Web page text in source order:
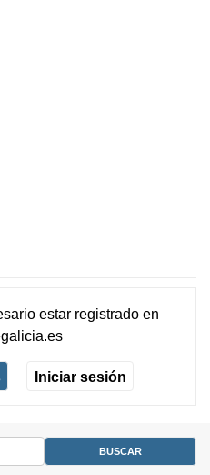
estar registradoen
Iniciar sesión